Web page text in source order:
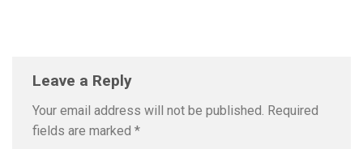
Leave a Reply
Your email address will not be published. Required
fields are marked *